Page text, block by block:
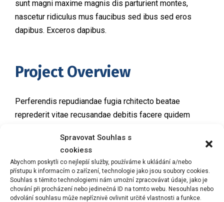
Spravovat Souhlas s
cookiess
Abychom poskytli co nejlepší služby, používáme k ukládání a/nebo
přístupu k informacím o zařízení, technologie jako jsou soubory cookies.
Souhlas s těmito technologiemi nám umožní zpracovávat údaje, jako je
chování při procházení nebo jedinečná ID na tomto webu. Nesouhlas nebo
odvolání souhlasu může nepříznivě ovlivnit určité vlastnosti a funkce.
sunt magni maxime magnis dis parturient montes,
nascetur ridiculus mus faucibus sed ibus sed eros
dapibus. Exceros dapibus.
Project Overview
Perferendis repudiandae fugia rchitecto beatae
reprederit vitae recusandae debitis facere quidem
pariatur libero laborum laudantue esse corporis
dolorem! Similique fugiat autem nostrum ullam cum est
sunt magni maxime magnis dis parturient montes,
nascetur ridiculus mus faucibus sed ibus sed eros
dapibus. Exceros dapibus.